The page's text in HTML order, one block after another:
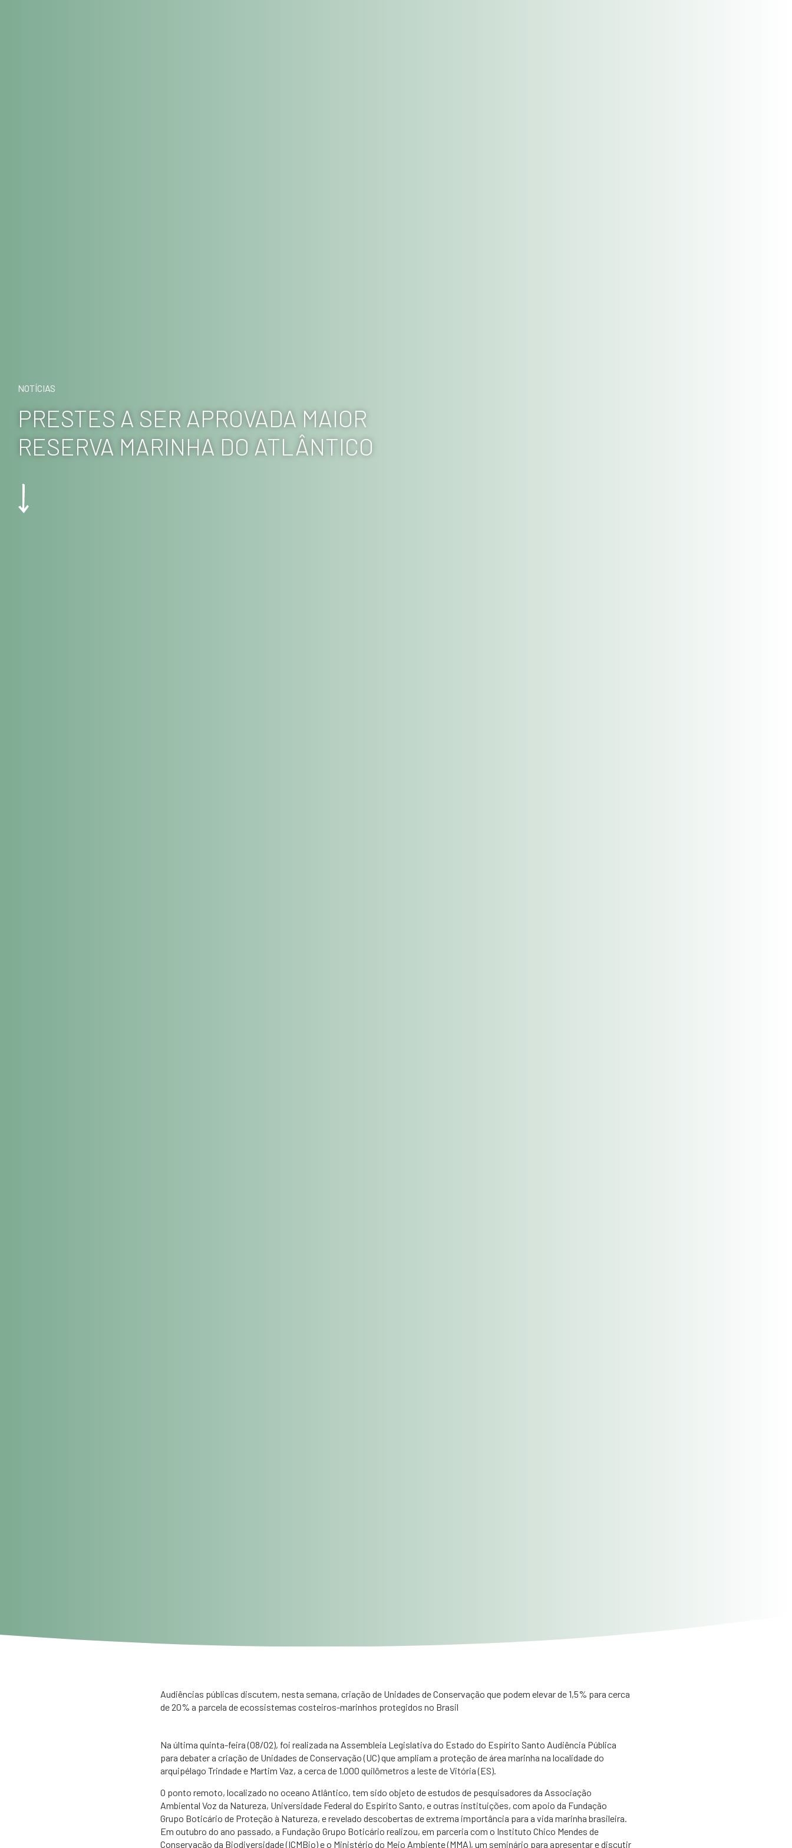
NOTÍCIAS
PRESTES A SER APROVADA MAIOR
RESERVA MARINHA DO ATLÂNTICO
Audiências públicas discutem, nesta semana, criação de Unidades de Conservação que podem elevar de 1,5% para cerca
de 20% a parcela de ecossistemas costeiros-marinhos protegidos no Brasil
​Na última quinta-feira (08/02), foi realizada na Assembleia Legislativa do Estado do Espírito Santo Audiência Pública
para debater a criação de Unidades de Conservação (UC) que ampliam a proteção de área marinha na localidade do
arquipélago Trindade e Martim Vaz, a cerca de 1.000 quilômetros a leste de Vitória (ES).
O ponto remoto, localizado no oceano Atlântico, tem sido objeto de estudos de pesquisadores da Associação
Ambiental Voz da Natureza, Universidade Federal do Espírito Santo, e outras instituições, com apoio da Fundação
Grupo Boticário de Proteção à Natureza, e revelado descobertas de extrema importância para a vida marinha brasileira.
Em outubro do ano passado, a Fundação Grupo Boticário realizou, em parceria com o Instituto Chico Mendes de
Conservação da Biodiversidade (ICMBio) e o Ministério do Meio Ambiente (MMA), um seminário para apresentar e discutir